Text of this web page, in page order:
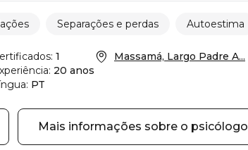
Separações e perdas Autoestima
1
20 anos
PT
Massamá, Largo Padre A...
Mais informações sobre o psicólogo